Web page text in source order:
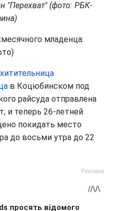
"Перехват" (фото: РБК-
младенца:
в Коцюбинском под
райсуда отправлена
и теперь 26-летней
покидать место
до восьми утра до 22